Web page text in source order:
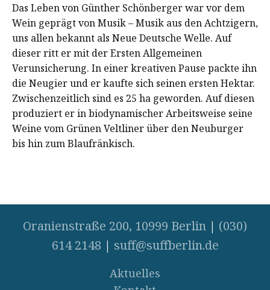
Das Leben von Günther Schönberger war vor dem
Wein geprägt von Musik – Musik aus den Achtzigern,
uns allen bekannt als Neue Deutsche Welle. Auf
dieser ritt er mit der Ersten Allgemeinen
Verunsicherung. In einer kreativen Pause packte ihn
die Neugier und er kaufte sich seinen ersten Hektar.
Zwischenzeitlich sind es 25 ha geworden. Auf diesen
produziert er in biodynamischer Arbeitsweise seine
Weine vom Grünen Veltliner über den Neuburger
bis hin zum Blaufränkisch.
Oranienstraße 200, 10999 Berlin | (030)
614 2148 | suff@suffberlin.de
Aktuelles